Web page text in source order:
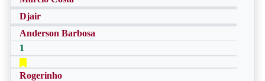
Djair
Anderson Barbosa
1
Rogerinho